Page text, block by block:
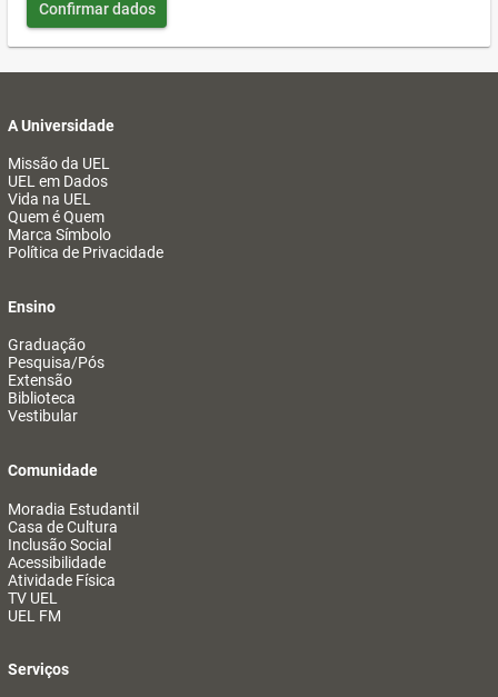
Confirmar dados
A Universidade
Missão da UEL
UEL em Dados
Vida na UEL
Quem é Quem
Marca Símbolo
Política de Privacidade
Ensino
Graduação
Pesquisa/Pós
Extensão
Biblioteca
Vestibular
Comunidade
Moradia Estudantil
Casa de Cultura
Inclusão Social
Acessibilidade
Atividade Física
TV UEL
UEL FM
Serviços